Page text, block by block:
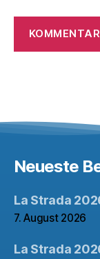
Neueste
La Strada
7. August 2026
La Strada